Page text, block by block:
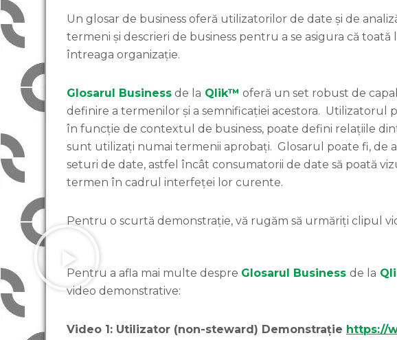
Un glosar de business oferă utilizatorilor de date și de
termeni și descrieri de business pentru a se asigura că
întreaga organizație.
Glosarul Business de la Qlik™ oferă un set robust de
definire a termenilor și a semnificației acestora. Utilizatorul
în funcție de contextul de business, poate defini relațiile
sunt utilizați numai termenii aprobați. Glosarul poate fi, de
seturi de date, astfel încât consumatorii de date să poată
termen în cadrul interfeței lor curente.
Pentru o scurtă demonstrație, vă rugăm să urmăriți clipul
Pentru a afla mai multe despre Glosarul Business de la
video demonstrative:
Video 1: Utilizator (non-steward) Demonstrație https://